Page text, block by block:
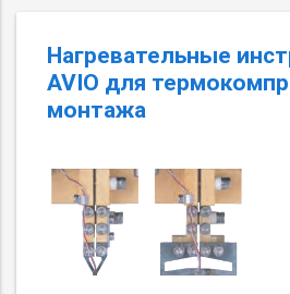
Нагревательные
AVIO для
монтажа